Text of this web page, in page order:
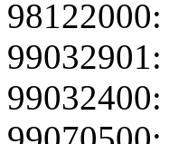
98122000:
99032901:
99032400: